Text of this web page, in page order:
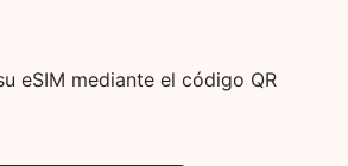
eSIM mediante el código QR